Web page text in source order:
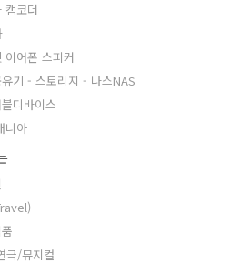
캠코더
이어폰 스피커
기 - 스토리지 - 나스NAS
디바이스
니아
극/뮤지컬